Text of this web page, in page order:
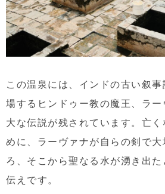
この温泉には、インドの古い叙
場するヒンドゥー教の魔王、ラ
大な伝説が残されています。亡
めに、ラーヴァナが自らの剣で
ろ、そこから聖なる水が湧き出
伝えです。